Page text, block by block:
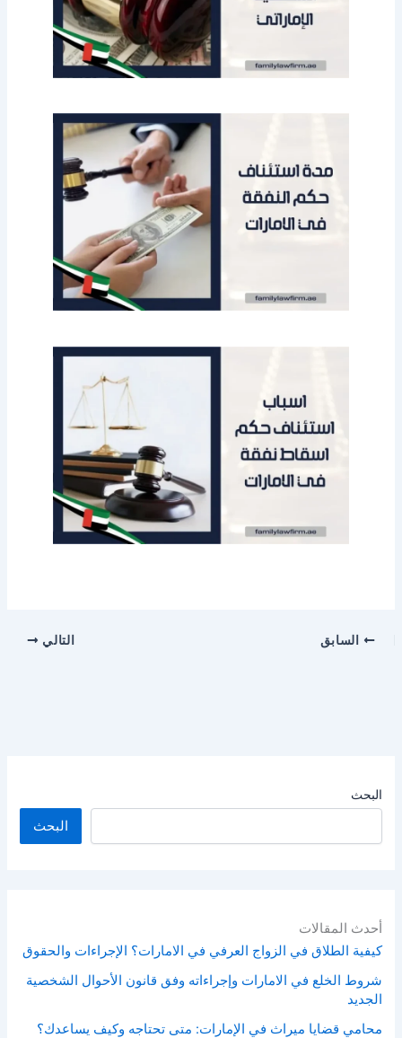
البحث
البحث
أحدث المقالات
كيفية الطلاق في الزواج العرفي في الامارات؟ الإجراءات والحقوق
شروط الخلع في الامارات وإجراءاته وفق قانون الأحوال الشخصية
الجديد
محامي قضايا ميراث في الإمارات: متى تحتاجه وكيف يساعدك؟
السابق التالي